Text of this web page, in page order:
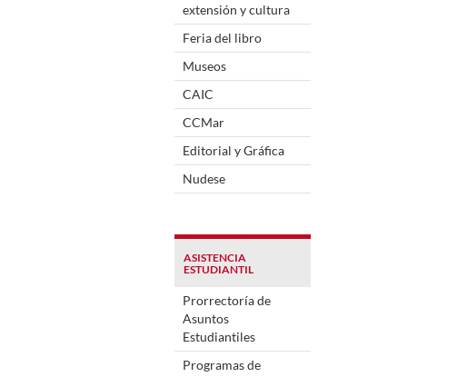
extensión y cultura
Feria del libro
Museos
CAIC
CCMar
Editorial y Gráfica
Nudese
ASISTENCIA
ESTUDIANTIL
Prorrectoría de
Asuntos
Estudiantiles
Programas de